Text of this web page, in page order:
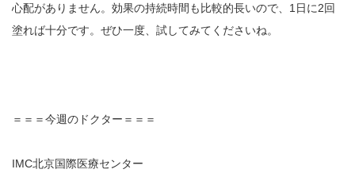
心配がありません。効果の持続時間も比較的長いので、1日に2回
塗れば十分です。ぜひ一度、試してみてくださいね。
＝＝＝今週のドクター＝＝＝
IMC北京国際医療センター